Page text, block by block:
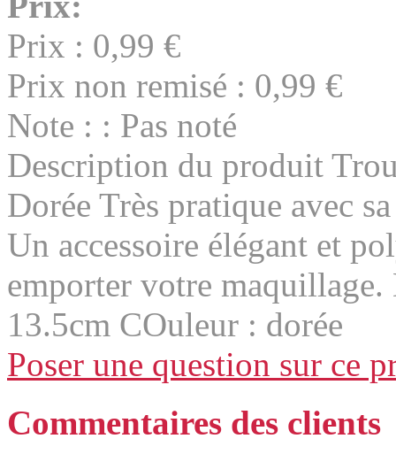
Prix : 0,99 €
Prix non remisé : 0,99 €
Note : : Pas noté
Description du produit
Dorée Très pratique avec
Un accessoire élégant et
emporter votre
13.5cm COuleur : dorée
Poser une question sur ce
Commentaires des clients